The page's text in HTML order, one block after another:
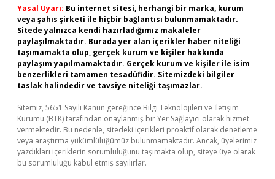
Yasal Uyarı: Bu internet sitesi, herhangi bir marka, kurum
veya şahıs şirketi ile hiçbir bağlantısı bulunmamaktadır.
Sitede yalnızca kendi hazırladığımız makaleler
paylaşılmaktadır. Burada yer alan içerikler haber niteliği
taşımamakta olup, gerçek kurum ve kişiler hakkında
paylaşım yapılmamaktadır. Gerçek kurum ve kişiler ile isim
benzerlikleri tamamen tesadüfidir. Sitemizdeki bilgiler
taslak halindedir ve tavsiye niteliği taşımazlar.
Sitemiz, 5651 Sayılı Kanun gereğince Bilgi Teknolojileri ve İletişim
Kurumu (BTK) tarafından onaylanmış bir Yer Sağlayıcı olarak hizmet
vermektedir. Bu nedenle, sitedeki içerikleri proaktif olarak denetleme
veya araştırma yükümlülüğümüz bulunmamaktadır. Ancak, üyelerimiz
yazdıkları içeriklerin sorumluluğunu taşımakta olup, siteye üye olarak
bu sorumluluğu kabul etmiş sayılırlar.